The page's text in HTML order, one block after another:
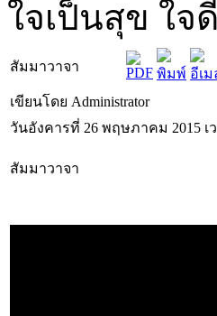
ใจเป็นสุข ใจ
สัมมาวาจา
เขียนโดย Administrator
วันอังคารที่ 26 พฤษภาคม 2015 เ
สัมมาวาจา